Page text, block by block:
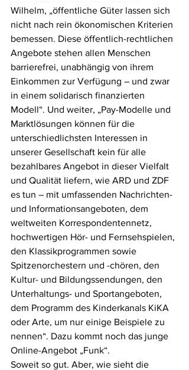
Wilhelm, „öffentliche Güter lassen sich
nicht nach rein ökonomischen Kriterien
bemessen. Diese öffentlich-rechtlichen
Angebote stehen allen Menschen
barrierefrei, unabhängig von ihrem
Einkommen zur Verfügung – und zwar
in einem solidarisch finanzierten
Modell“. Und weiter, „Pay-Modelle und
Marktlösungen können für die
unterschiedlichsten Interessen in
unserer Gesellschaft kein für alle
bezahlbares Angebot in dieser Vielfalt
und Qualität liefern, wie ARD und ZDF
es tun – mit umfassenden Nachrichten-
und Informationsangeboten, dem
weltweiten Korrespondentennetz,
hochwertigen Hör- und Fernsehspielen,
den Klassikprogrammen sowie
Spitzenorchestern und -chören, den
Kultur- und Bildungssendungen, den
Unterhaltungs- und Sportangeboten,
dem Programm des Kinderkanals KiKA
oder Arte, um nur einige Beispiele zu
nennen“. Dazu kommt noch das junge
Online-Angebot „Funk“.
Soweit so gut. Aber, wie sieht die